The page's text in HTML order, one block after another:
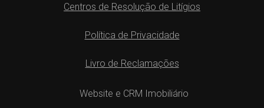
Centros de Resolução de Litígios
Política de Privacidade
Livro de Reclamações
Website e CRM Imobiliário